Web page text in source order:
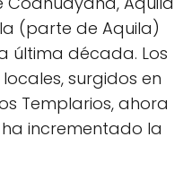
(parte de Aquila)
última década. Los
surgidos en
Templarios, ahora
incrementado la